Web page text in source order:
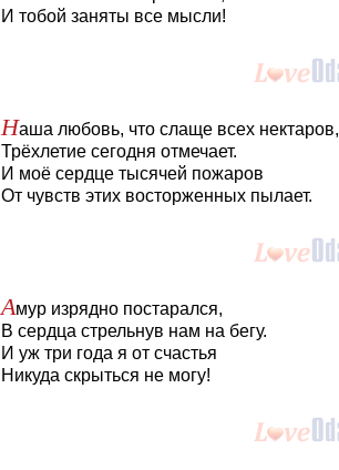
И тобой заняты все мысли!
Наша любовь, что слаще всех нектаров,
Трёхлетие сегодня отмечает.
И моё сердце тысячей пожаров
От чувств этих восторженных пылает.
Амур изрядно постарался,
В сердца стрельнув нам на бегу.
И уж три года я от счастья
Никуда скрыться не могу!